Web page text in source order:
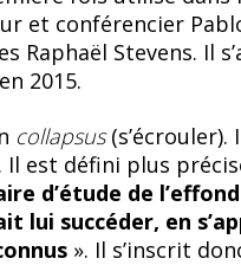
et conférencier
Raphaël Stevens. Il
2015.
collapsus(s’écrouler).
Il est défini plus
d’étude de
succéder, en
». Il s’inscrit